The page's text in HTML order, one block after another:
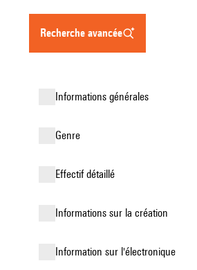
recherche avancée
informations générales
genre
effectif détaillé
informations sur la création
Information sur l'électronique